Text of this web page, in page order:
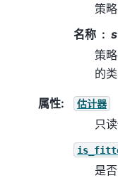
策
名称
策
的类
属性: 估计器
只
是